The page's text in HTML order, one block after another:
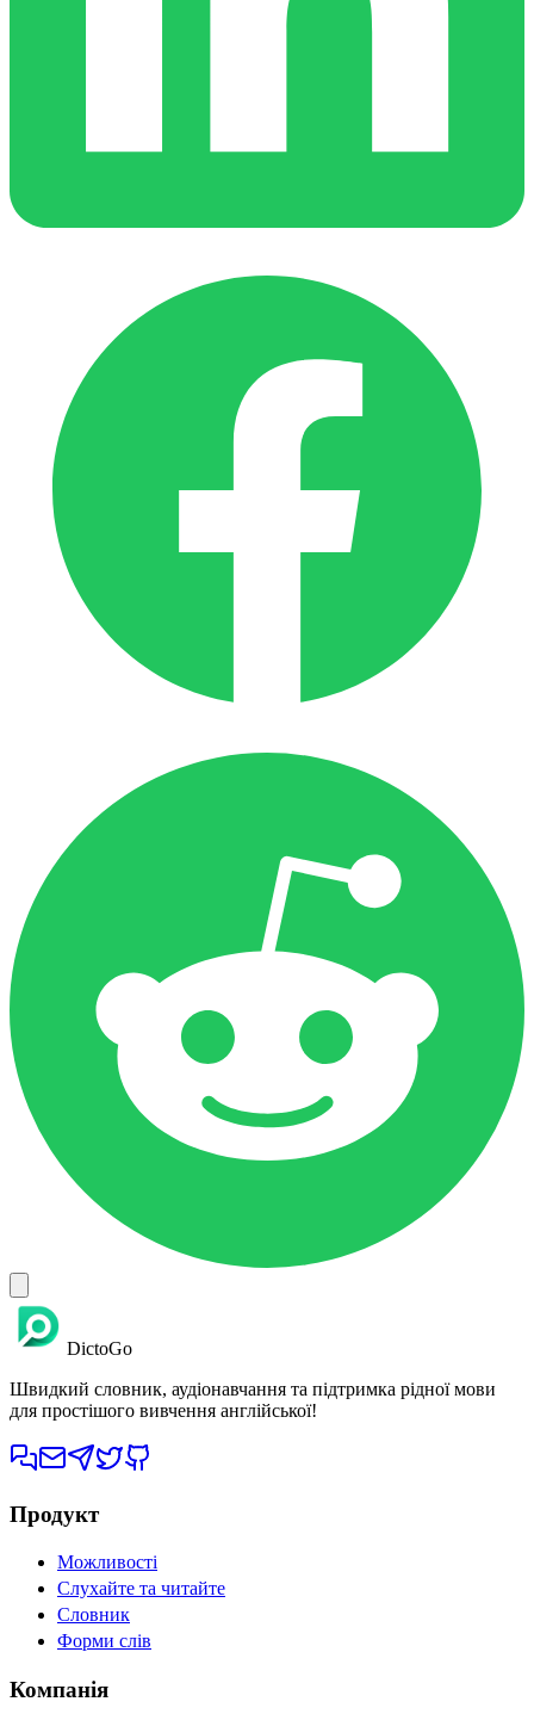
DictoGo
Швидкий словник, аудіонавчання та підтримка рідної мови
для простішого вивчення англійської!
Продукт
Можливості
Слухайте та читайте
Словник
Форми слів
Компанія